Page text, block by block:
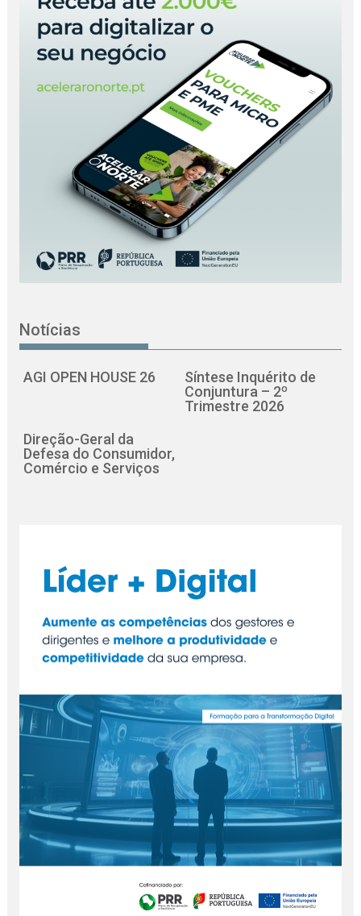
Notícias
AGI OPEN HOUSE 26
Síntese Inquérito de
Conjuntura – 2º
Trimestre 2026
Direção-Geral da
Defesa do Consumidor,
Comércio e Serviços